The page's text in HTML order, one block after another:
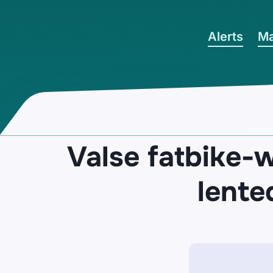
Alerts
Valse fatbike-